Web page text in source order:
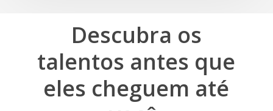
Descubra os
talentos antes que
eles cheguem até